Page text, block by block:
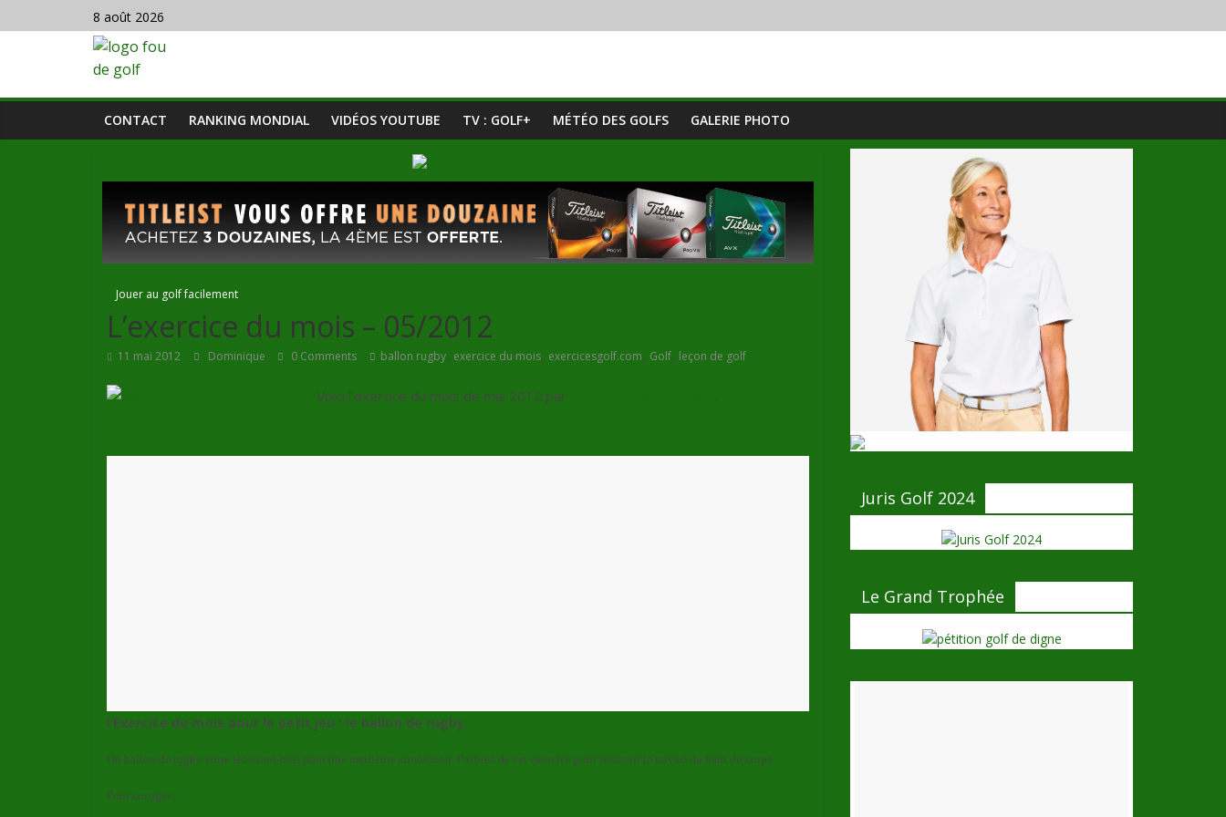
8 août 2026
CONTACT RANKING MONDIAL VIDÉOS YOUTUBE TV : GOLF+ MÉTÉO DES GOLFS GALERIE PHOTO
Jouer au golf facilement
L’exercice du mois – 05/2012
11 mai 2012 Dominique 0 Comments ballon rugby, exercice du mois, exercicesgolf.com, Golf, leçon de golf
Voici l’exercice du mois de mai 2012 par .
l’Exercice du mois pour le petit jeu : le ballon de rugby.
Un ballon de rugby entre les avant-bras pour une meilleure connexion. Profitez de cet exercice pour ressentir le travail du haut du corps.
Pour corriger :
Juris Golf 2024
Le Grand Trophée